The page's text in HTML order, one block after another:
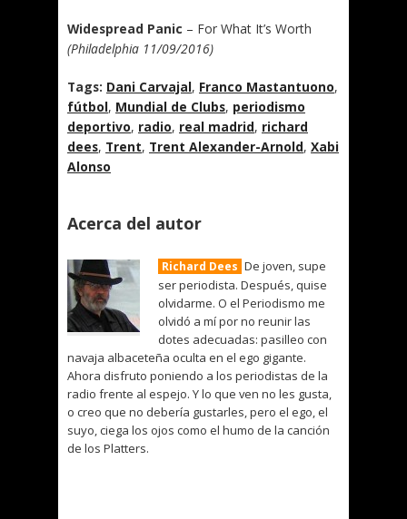
Widespread Panic – For What It’s Worth
(Philadelphia 11/09/2016)
Tags: Dani Carvajal, Franco Mastantuono,
fútbol, Mundial de Clubs, periodismo
deportivo, radio, real madrid, richard
dees, Trent, Trent Alexander-Arnold, Xabi
Alonso
Acerca del autor
Richard Dees De joven, supe
ser periodista. Después, quise
olvidarme. O el Periodismo me
olvidó a mí por no reunir las
dotes adecuadas: pasilleo con
navaja albaceteña oculta en el ego gigante.
Ahora disfruto poniendo a los periodistas de la
radio frente al espejo. Y lo que ven no les gusta,
o creo que no debería gustarles, pero el ego, el
suyo, ciega los ojos como el humo de la canción
de los Platters.